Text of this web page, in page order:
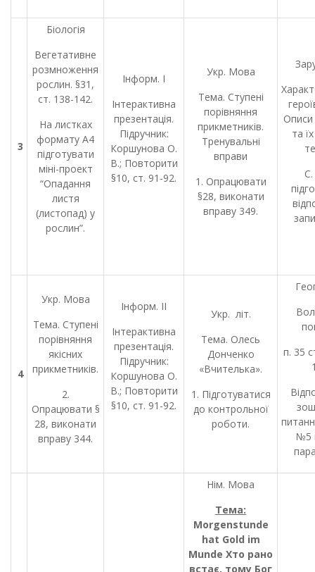
3
Біологія
Вегетативне
розмноження
рослин. §31,
ст. 138-142.
На листках
формату А4
підготувати
міні-проект
“Опадання
листя
(листопад) у
рослин”.
Інформ. І
Інтерактивна
презентація.
Підручник:
Коршунова О.
В.; Повторити
§10, ст. 91-92.
Укр. Мова
Тема. Ступені
порівняння
прикметників.
Тренувальні
вправи
1. Опрацювати
§28, виконати
вправу 349.
та
4
Укр. Мова
Тема. Ступені
порівняння
якісних
прикметників.
2.
Опрацювати §
28, виконати
вправу 344.
Інформ. ІІ
Інтерактивна
презентація.
Підручник:
Коршунова О.
В.; Повторити
§10, ст. 91-92.
Укр. літ.
Тема. Олесь
Донченко
«Вчителька».
1. Підготуватися
до контрольної
роботи.
п. 35
№5
Нім. Мова
Тема:
Morgenstunde
hat Gold im
Munde Хто рано
встає, тому Бог